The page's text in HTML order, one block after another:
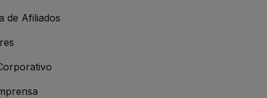
de Afiliados